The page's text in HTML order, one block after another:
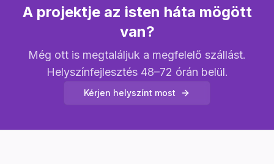
A projektje az isten háta mögött
van?
Még ott is megtaláljuk a megfelelő szállást.
Helyszínfejlesztés 48–72 órán belül.
Kérjen helyszínt most